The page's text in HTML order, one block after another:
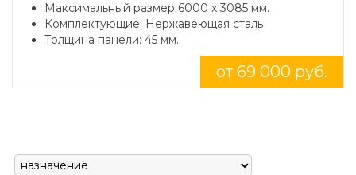
Максимальный размер 6000 x 3085 мм.
Комплектующие: Нержавеющая сталь
Толщина панели: 45 мм.
от 69 000 руб.